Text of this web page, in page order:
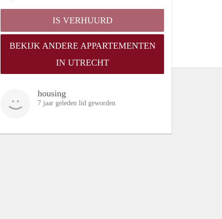
IS VERHUURD
BEKIJK ANDERE APPARTEMENTEN
IN UTRECHT
housing
7 jaar geleden lid geworden